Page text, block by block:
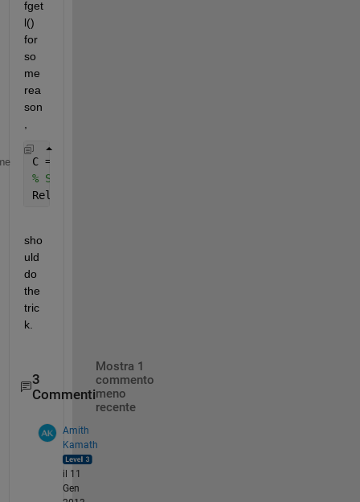
fget
l()
for
so
me
rea
son
C = textscan(fid,
% Setup the line number in LineNum,
RelevantLine=C{1}{Linenum};
sho
uld
do
the
tric
k.
3
Commenti
Mostra 1
commento
meno
recente
Amith
Kamath
il 11
Gen